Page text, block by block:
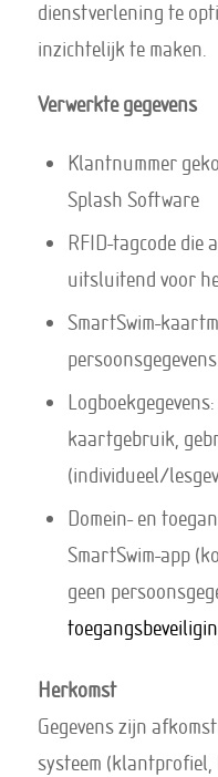
dienstverlening te
inzichtelijk te maken.
Verwerkte gegevens
Klantnummer
Splash Software
RFID-tagcode die
uitsluitend voor
SmartSwim-
kaartgebruik,
(individueel/
Domein- en
SmartSwim-app
geen
Herkomst
Gegevens zijn
systeem (klantprofiel,